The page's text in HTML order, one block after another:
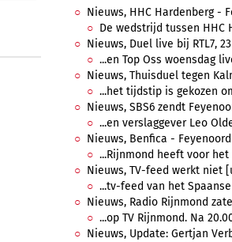
Nieuws, HHC Hardenberg -
De wedstrijd tussen HHC
Nieuws, Duel live bij RTL7,
...en Top Oss woensdag
Nieuws, Thuisduel tegen
...het tijdstip is gekozen
Nieuws, SBS6 zendt
...en verslaggever Leo
Nieuws, Benfica -
...Rijnmond heeft voor
Nieuws, TV-feed werkt niet
...tv-feed van het
Nieuws, Radio Rijnmond
...op TV Rijnmond. Na
Nieuws, Update: Gertjan